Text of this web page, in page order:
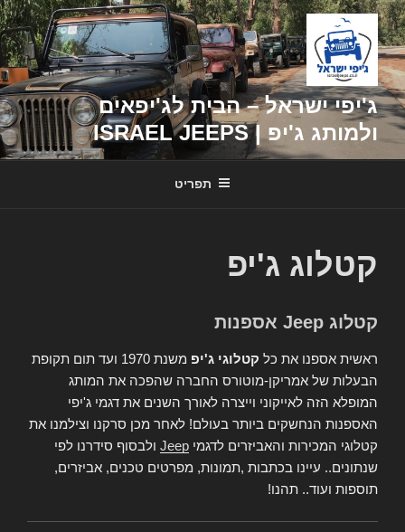
דילוג
לתוכן
ג'יפי ישראל – הבית לג'יפאים
ולמותג ג'יפ | ISRAEL JEEPS
תפריט
קטלוג ג'יפ
קטלוג Jeep אספנות
ראשית אספנו את כל קטלוגי ג'יפ
משנת 1970 ועד תום תקופת
הבעלות של אמריקן-מוטורס החברה שהפכה את המותג
המופלא הזה לאייקוני וייצרה לאורך השנים את דגמי ג'יפי
האספנות הנחשקים ביותר בעולם! לאחר מכן סרקנו וצילמנו את
קטלוגי המכירות והאביזרים לדגמי Jeep ולבסוף סידרנו לפי
שנתונים.. עיינו בכתבות ,תמונות, מפרטים טכנים, אביזרים,
תוספות ועוד.. תהנו!